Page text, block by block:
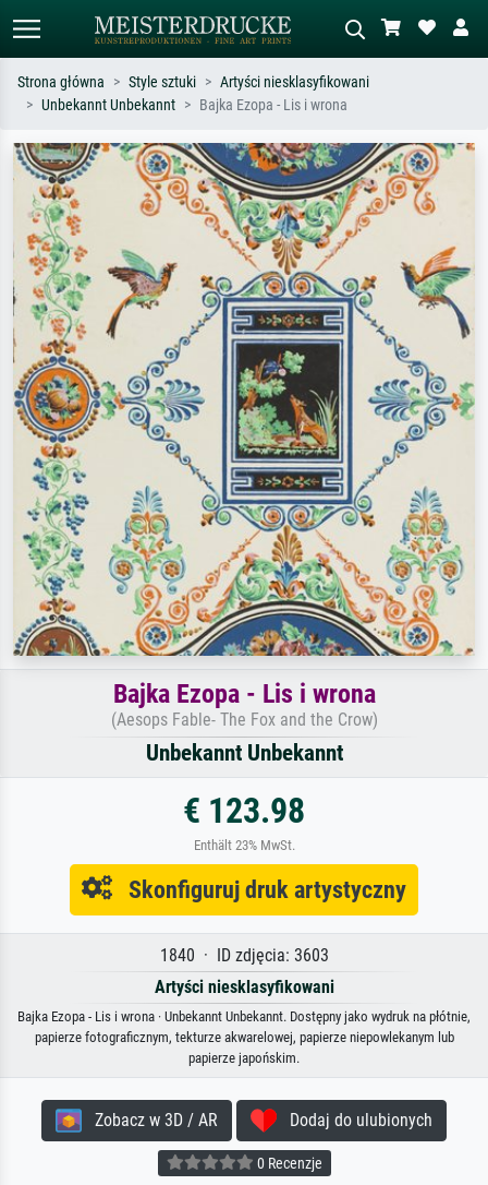
Szukaj wg artysty, tytułu lub stylu – np.
Monet, Gwiaździsta noc,
impresjonizm, fala Hokusaia, akt.
Opisz scenę – np. zielona łąka,
abstrakcja z czerwienią, ciemny olej,
stojący akt obok drzewa.
Strona główna Style sztuki
Artyści niesklasyfikowani
Unbekannt Unbekannt
Bajka Ezopa - Lis i wrona
Bajka Ezopa - Lis i wrona
(Aesops Fable- The Fox and the Crow)
Unbekannt Unbekannt
€ 123.98
Enthält 23% MwSt.
Skonfiguruj druk artystyczny
1840 · ID zdjęcia: 3603
Artyści niesklasyfikowani
Bajka Ezopa - Lis i wrona · Unbekannt Unbekannt. Dostępny jako wydruk na płótnie,
papierze fotograficznym, tekturze akwarelowej, papierze niepowlekanym lub
papierze japońskim.
Zobacz w 3D / AR Dodaj do ulubionych
0 Recenzje